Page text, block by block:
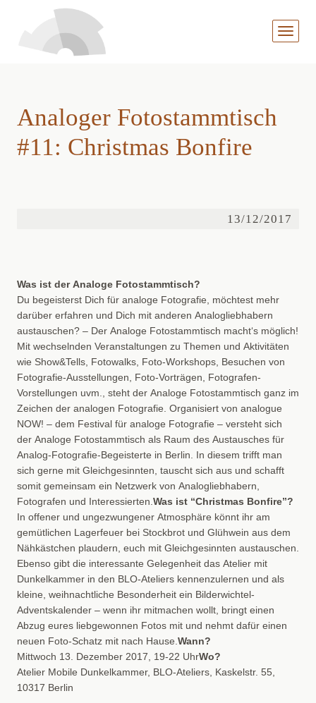
MENÜ
Analoger Fotostammtisch
#11: Christmas Bonfire
13/12/2017
Was ist der Analoge Fotostammtisch?
Du begeisterst Dich für analoge Fotografie, möchtest mehr
darüber erfahren und Dich mit anderen Analogliebhabern
austauschen? – Der Analoge Fotostammtisch macht‘s möglich!
Mit wechselnden Veranstaltungen zu Themen und Aktivitäten
wie Show&Tells, Fotowalks, Foto-Workshops, Besuchen von
Fotografie-Ausstellungen, Foto-Vorträgen, Fotografen-
Vorstellungen uvm., steht der Analoge Fotostammtisch ganz im
Zeichen der analogen Fotografie. Organisiert von analogue
NOW! – dem Festival für analoge Fotografie – versteht sich
der Analoge Fotostammtisch als Raum des Austausches für
Analog-Fotografie-Begeisterte in Berlin. In diesem trifft man
sich gerne mit Gleichgesinnten, tauscht sich aus und schafft
somit gemeinsam ein Netzwerk von Analogliebhabern,
Fotografen und Interessierten. Was ist “Christmas Bonfire”?
In offener und ungezwungener Atmosphäre könnt ihr am
gemütlichen Lagerfeuer bei Stockbrot und Glühwein aus dem
Nähkästchen plaudern, euch mit Gleichgesinnten austauschen.
Ebenso gibt die interessante Gelegenheit das Atelier mit
Dunkelkammer in den BLO-Ateliers kennenzulernen und als
kleine, weihnachtliche Besonderheit ein Bilderwichtel-
Adventskalender – wenn ihr mitmachen wollt, bringt einen
Abzug eures liebgewonnen Fotos mit und nehmt dafür einen
neuen Foto-Schatz mit nach Hause. Wann?
Mittwoch 13. Dezember 2017, 19-22 UhrWo?
Atelier Mobile Dunkelkammer, BLO-Ateliers, Kaskelstr. 55,
10317 Berlin